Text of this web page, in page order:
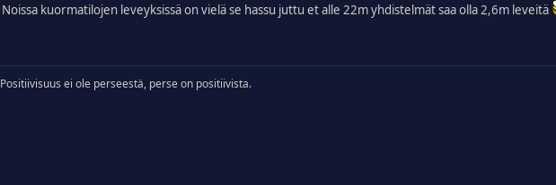
Noissa kuormatilojen leveyksissä on vielä se hassu juttu et alle 22m yhdistelmät saa olla 2,6m leveitä
Positiivisuus ei ole perseestä, perse on positiivista.